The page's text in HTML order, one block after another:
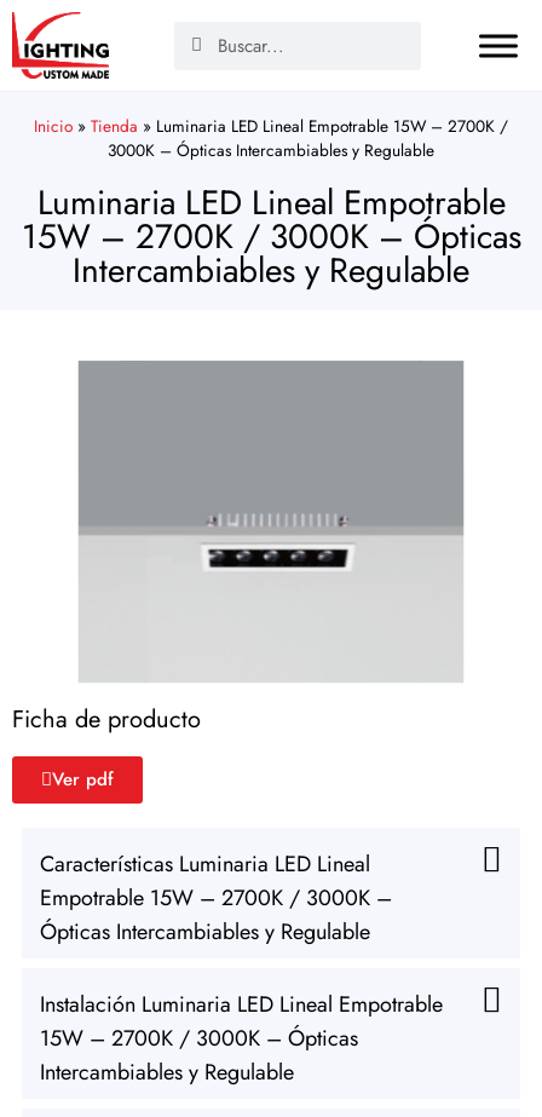
Inicio » Tienda » Luminaria LED Lineal Empotrable 15W – 2700K /
3000K – Ópticas Intercambiables y Regulable
Luminaria LED Lineal Empotrable
15W – 2700K / 3000K – Ópticas
Intercambiables y Regulable
Ficha de producto
Ver pdf
Características Luminaria LED Lineal
Empotrable 15W – 2700K / 3000K –
Ópticas Intercambiables y Regulable
Instalación Luminaria LED Lineal Empotrable
15W – 2700K / 3000K – Ópticas
Intercambiables y Regulable